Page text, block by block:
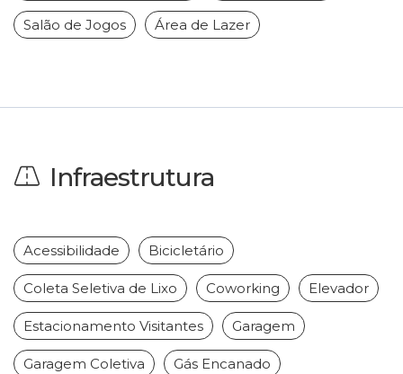
Salão de Jogos Área de Lazer
Infraestrutura
Acessibilidade Bicicletário
Coleta Seletiva de Lixo Coworking Elevador
Estacionamento Visitantes Garagem
Garagem Coletiva Gás Encanado